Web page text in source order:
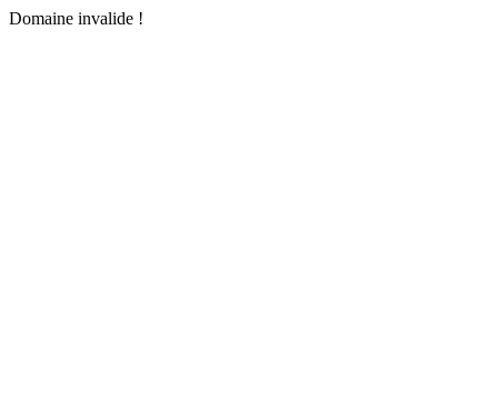
Domaine invalide !